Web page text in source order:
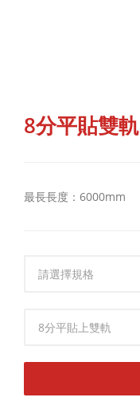
8分平貼雙軌
最長長度：6000mm